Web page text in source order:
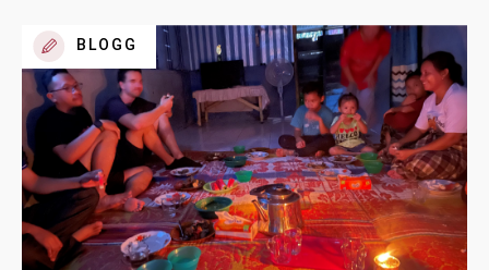
BLOGG